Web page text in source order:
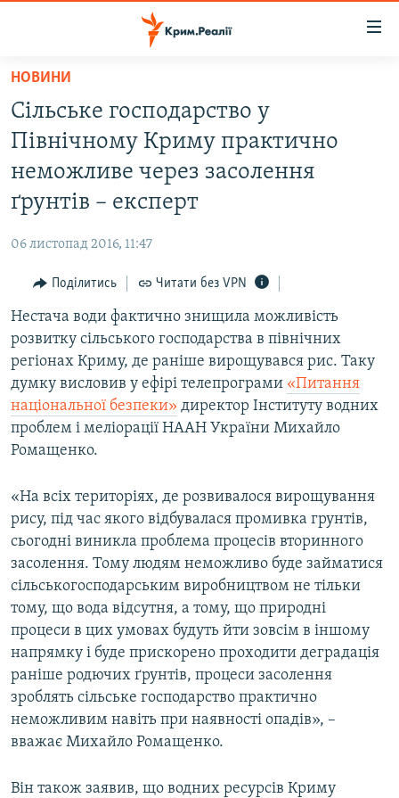
Перейти
основного
матеріалу
до
основної
Перейти
пошуку
ПОЛІТИКА
ІНТЕРВ'Ю
ВСЕ ЗА ДЕНЬ
СПЕЦПРОЕКТИ
ДЕПОРТАЦІЯ
ВІДЕОУРОКИ «ELIFBE»
СВІДЧЕННЯ ОКУПАЦІЇ
ІНФОГРАФІКА
ЯК ОБІЙТИ БЛОКУВАННЯ
Русский
Qırımtatar
ДОЛУЧАЙСЯ!
Усі сайти RFE/RL
НОВИНИ
Сільське господарство у
Північному Криму практично
неможливе через засолення
ґрунтів – експерт
06 листопад 2016, 11:47
Поділитись Читати без VPN
Нестача води фактично знищила можливість
розвитку сільського господарства в північних
регіонах Криму, де раніше вирощувався рис. Таку
думку висловив у ефірі телепрограми «Питання
національної безпеки» директор Інституту водних
проблем і меліорації НААН України Михайло
Ромащенко.
«На всіх територіях, де розвивалося вирощування
рису, під час якого відбувалася промивка грунтів,
сьогодні виникла проблема процесів вторинного
засолення. Тому людям неможливо буде займатися
сільськогосподарським виробництвом не тільки
тому, що вода відсутня, а тому, що природні
процеси в цих умовах будуть йти зовсім в іншому
напрямку і буде прискорено проходити деградація
раніше родючих ґрунтів, процеси засолення
зроблять сільське господарство практично
неможливим навіть при наявності опадів», –
вважає Михайло Ромащенко.
Він також заявив, що водних ресурсів Криму